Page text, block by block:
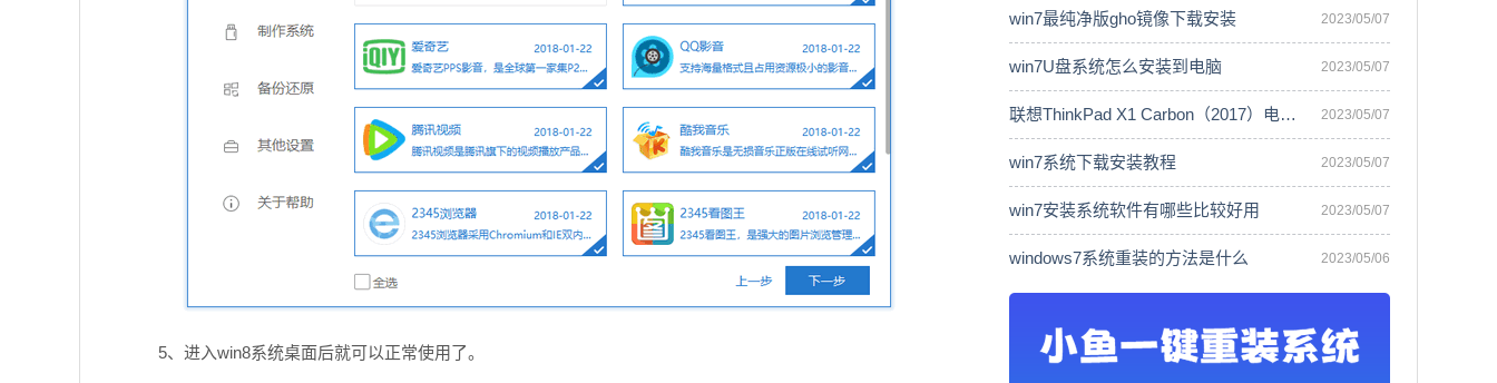
5、进入win8系统桌面后就可以正常使用了。
win7最纯净版gho镜像下载安装 2023/05/07
win7U盘系统怎么安装到电脑 2023/05/07
联想ThinkPad X1 Carbon（2017）电脑安 2023/05/07
win7系统下载安装教程 2023/05/07
win7安装系统软件有哪些比较好用 2023/05/07
windows7系统重装的方法是什么 2023/05/06